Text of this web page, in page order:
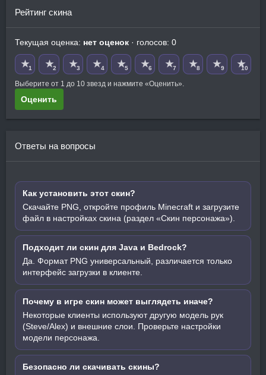
Рейтинг скина
Текущая оценка: нет оценок · голосов: 0
★1 ★2 ★3 ★4 ★5 ★6 ★7 ★8 ★9 ★10
Выберите от 1 до 10 звезд и нажмите «Оценить».
Оценить
Ответы на вопросы
Как установить этот скин?
Скачайте PNG, откройте профиль Minecraft и загрузите
файл в настройках скина (раздел «Скин персонажа»).
Подходит ли скин для Java и Bedrock?
Да. Формат PNG универсальный, различается только
интерфейс загрузки в клиенте.
Почему в игре скин может выглядеть иначе?
Некоторые клиенты используют другую модель рук
(Steve/Alex) и внешние слои. Проверьте настройки
модели персонажа.
Безопасно ли скачивать скины?